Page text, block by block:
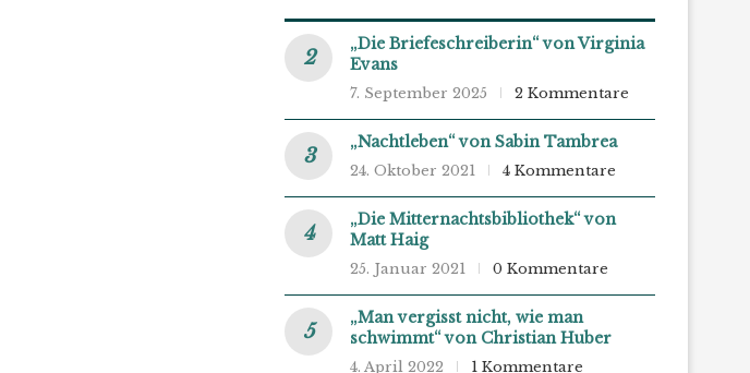
„Die Briefeschreiberin“ von Virginia
Evans
7. September 2025 2 Kommentare
„Nachtleben“ von Sabin Tambrea
24. Oktober 2021 4 Kommentare
„Die Mitternachtsbibliothek“ von
Matt Haig
25. Januar 2021 0 Kommentare
„Man vergisst nicht, wie man
schwimmt“ von Christian Huber
4. April 2022 1 Kommentare